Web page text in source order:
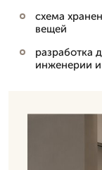
схема
вещей
разработка
инженерии